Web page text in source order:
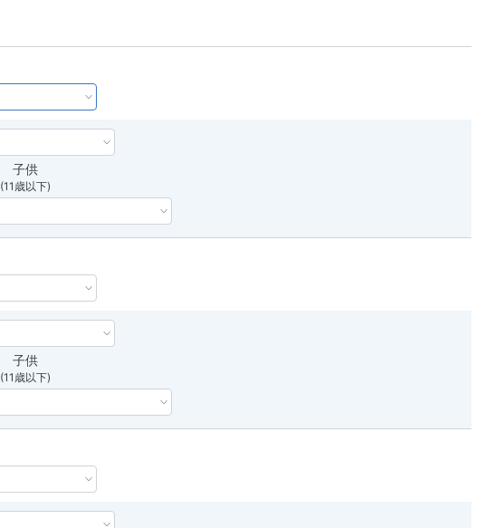
子供
(11歳以下)
子供
(11歳以下)